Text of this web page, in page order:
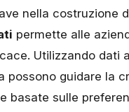
nella costruzione
permette alle
Utilizzando dati
guidare la
basate sulle